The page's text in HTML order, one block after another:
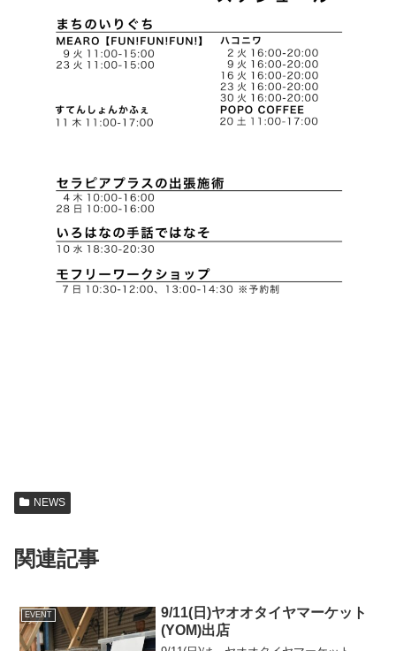
NEWS
関連記事
EVENT
9/11(日)ヤオオタイヤマーケット
(YOM)出店